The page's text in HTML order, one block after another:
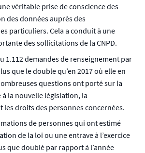
véritable prise de conscience des
des données auprès des
particuliers. Cela a conduit à une
des sollicitations de la CNPD.
1.112 demandes de renseignement par
que le double qu’en 2017 où elle en
questions ont porté sur la
la nouvelle législation, la
les droits des personnes concernées.
de personnes qui ont estimé
de la loi ou une entrave à l’exercice
que doublé par rapport à l’année